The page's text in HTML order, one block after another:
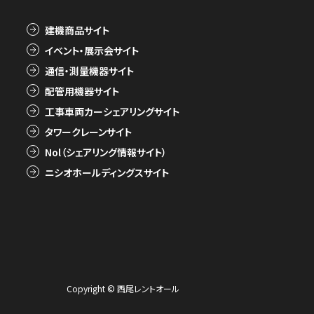
建機商品サイト
イベント・展示会サイト
通信・測量機器サイト
配管用機器サイト
工事車両カーシェアリングサイト
タワークレーンサイト
Nol（シェアリング情報サイト）
ニシオホールディングスサイト
Copyright © 西尾レントオール